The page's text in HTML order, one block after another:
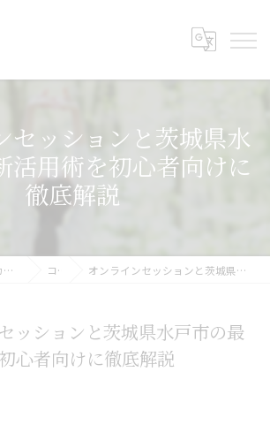
セッションと茨城県水
活用術を初心者向けに
徹底解説
茨城県水戸市のカウンセリングなら成健研究所 コラム オンラインセッションと茨城県水戸市の最新活用術を初心者向けに徹底解説
ッションと茨城県水戸市の最
心者向けに徹底解説